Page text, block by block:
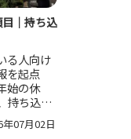
｜持ち込
る人向け
を起点
始の休
持ち込み
めてい
認すべき
年07月02日